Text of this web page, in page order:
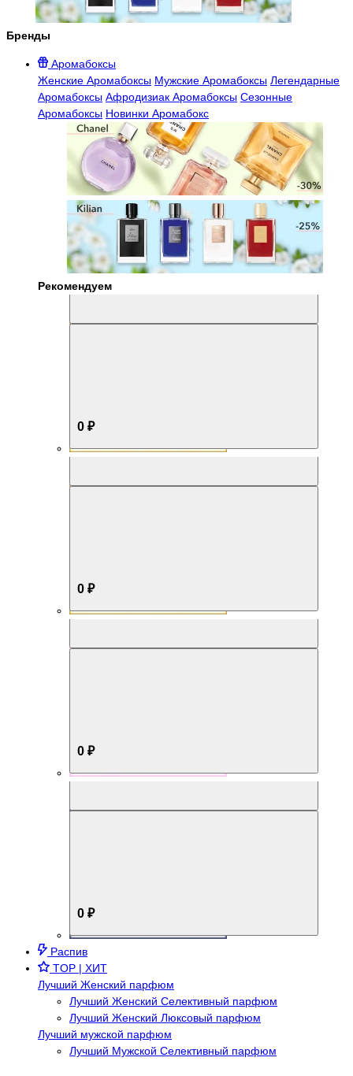
Бренды
Аромабоксы
Женские Аромабоксы Мужские Аромабоксы Легендарные
Аромабоксы Афродизиак Аромабоксы Сезонные
Аромабоксы Новинки Аромабокс
Рекомендуем
0 ₽
0 ₽
0 ₽
0 ₽
Распив
TOP | ХИТ
Лучший Женский парфюм
Лучший Женский Селективный парфюм
Лучший Женский Люксовый парфюм
Лучший мужской парфюм
Лучший Мужской Селективный парфюм